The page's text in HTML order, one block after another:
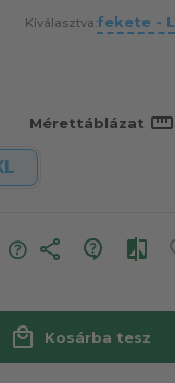
Kiválasztva:fekete - L
Mérettáblázat straighten
share
local_mall Kosárba tesz